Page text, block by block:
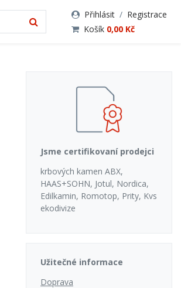
Přihlásit / Registrace
Košík 0,00 Kč
Jsme certifikovaní prodejci
krbových kamen ABX,
HAAS+SOHN, Jotul, Nordica,
Edilkamin, Romotop, Prity, Kvs
ekodivize
Užitečné informace
Doprava